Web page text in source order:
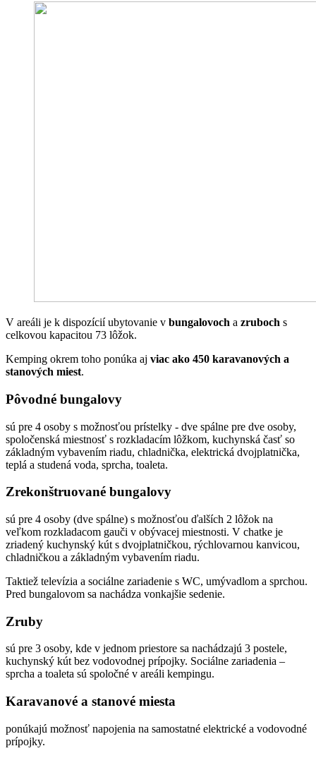
V areáli je k dispozícií ubytovanie v bungalovoch a zruboch s
celkovou kapacitou 73 lôžok.
Kemping okrem toho ponúka aj viac ako 450 karavanových a
stanových miest.
Pôvodné bungalovy
sú pre 4 osoby s možnosťou prístelky - dve spálne pre dve osoby,
spoločenská miestnosť s rozkladacím lôžkom, kuchynská časť so
základným vybavením riadu, chladnička, elektrická dvojplatnička,
teplá a studená voda, sprcha, toaleta.
Zrekonštruované bungalovy
sú pre 4 osoby (dve spálne) s možnosťou ďalších 2 lôžok na
veľkom rozkladacom gauči v obývacej miestnosti. V chatke je
zriadený kuchynský kút s dvojplatničkou, rýchlovarnou kanvicou,
chladničkou a základným vybavením riadu.
Taktiež televízia a sociálne zariadenie s WC, umývadlom a sprchou.
Pred bungalovom sa nachádza vonkajšie sedenie.
Zruby
sú pre 3 osoby, kde v jednom priestore sa nachádzajú 3 postele,
kuchynský kút bez vodovodnej prípojky. Sociálne zariadenia –
sprcha a toaleta sú spoločné v areáli kempingu.
Karavanové a stanové miesta
ponúkajú možnosť napojenia na samostatné elektrické a vodovodné
prípojky.